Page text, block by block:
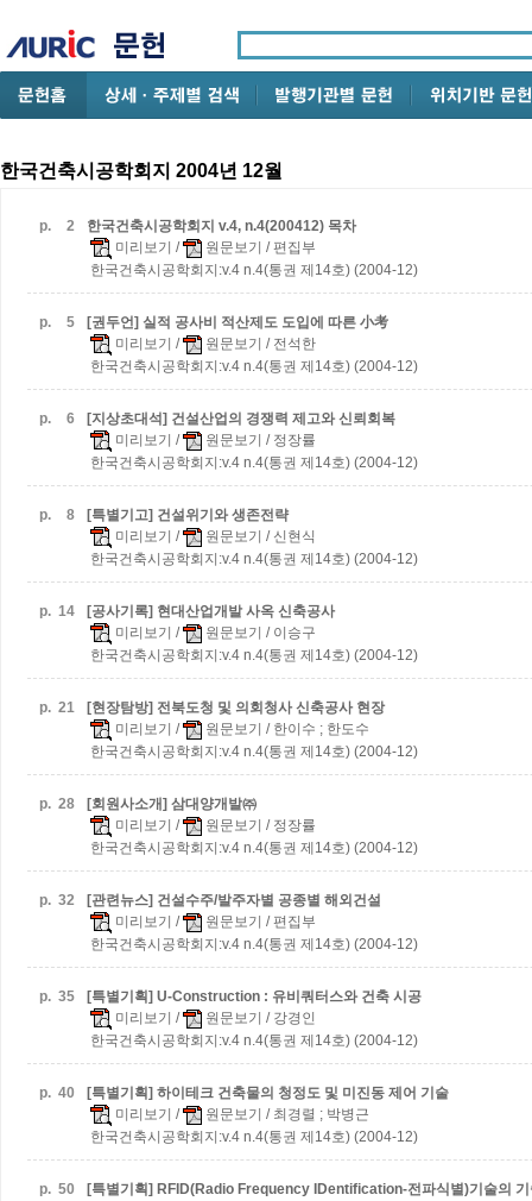
한국건축시공학회지 2004년 12월
p. 2
한국건축시공학회지 v.4, n.4(200412) 목차
미리보기 / 원문보기 / 편집부
한국건축시공학회지:v.4 n.4(통권 제14호) (2004-12)
p. 5
[권두언] 실적 공사비 적산제도 도입에 따른 小考
미리보기 / 원문보기 / 전석한
한국건축시공학회지:v.4 n.4(통권 제14호) (2004-12)
p. 6
[지상초대석] 건설산업의 경쟁력 제고와 신뢰회복
미리보기 / 원문보기 / 정장률
한국건축시공학회지:v.4 n.4(통권 제14호) (2004-12)
p. 8
[특별기고] 건설위기와 생존전략
미리보기 / 원문보기 / 신현식
한국건축시공학회지:v.4 n.4(통권 제14호) (2004-12)
p. 14
[공사기록] 현대산업개발 사옥 신축공사
미리보기 / 원문보기 / 이승구
한국건축시공학회지:v.4 n.4(통권 제14호) (2004-12)
p. 21
[현장탐방] 전북도청 및 의회청사 신축공사 현장
미리보기 / 원문보기 / 한이수 ; 한도수
한국건축시공학회지:v.4 n.4(통권 제14호) (2004-12)
p. 28
[회원사소개] 삼대양개발㈜
미리보기 / 원문보기 / 정장률
한국건축시공학회지:v.4 n.4(통권 제14호) (2004-12)
p. 32
[관련뉴스] 건설수주/발주자별 공종별 해외건설
미리보기 / 원문보기 / 편집부
한국건축시공학회지:v.4 n.4(통권 제14호) (2004-12)
p. 35
[특별기획] U-Construction : 유비쿼터스와 건축 시공
미리보기 / 원문보기 / 강경인
한국건축시공학회지:v.4 n.4(통권 제14호) (2004-12)
p. 40
[특별기획] 하이테크 건축물의 청정도 및 미진동 제어 기술
미리보기 / 원문보기 / 최경렬 ; 박병근
한국건축시공학회지:v.4 n.4(통권 제14호) (2004-12)
p. 50
[특별기획] RFID(Radio Frequency IDentification-전파식별)기술의